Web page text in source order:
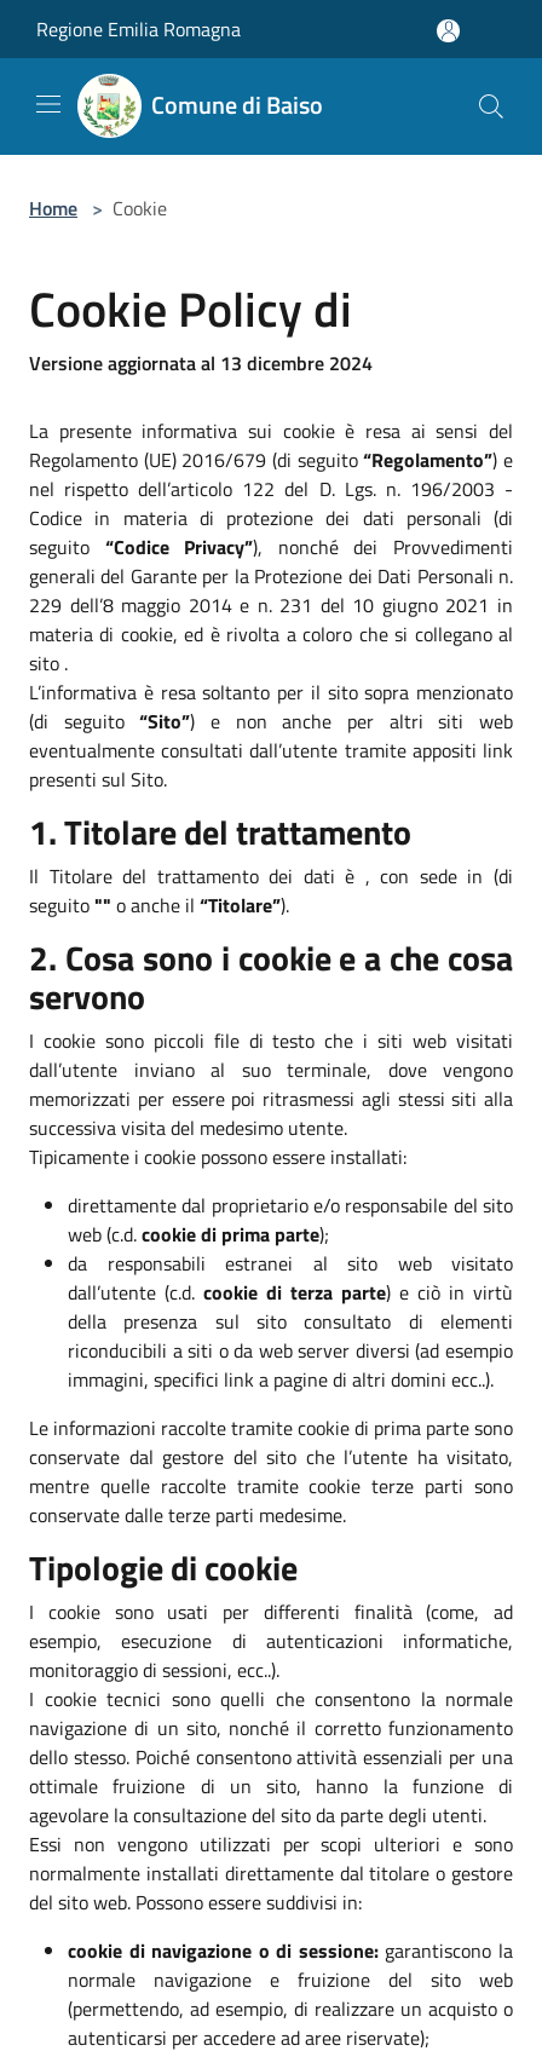
Regione Emilia Romagna
Comune di Baiso
Home > Cookie
Cookie Policy di
Versione aggiornata al 13 dicembre 2024
La presente informativa sui cookie è resa ai sensi del
Regolamento (UE) 2016/679 (di seguito“Regolamento”) e
nel rispetto dell’articolo 122 del D. Lgs. n. 196/2003 -
Codice in materia di protezione dei dati personali (di
seguito “Codice Privacy”), nonché dei Provvedimenti
generali del Garante per la Protezione dei Dati Personali n.
229 dell’8 maggio 2014 e n. 231 del 10 giugno 2021 in
materia di cookie, ed è rivolta a coloro che si collegano al
sito .
L’informativa è resa soltanto per il sito sopra menzionato
(di seguito“Sito”) e non anche per altri siti web
eventualmente consultati dall’utente tramite appositi link
presenti sul Sito.
1. Titolare del trattamento
Il Titolare del trattamento dei dati è , con sede in (di
seguito"" o anche il “Titolare”).
2. Cosa sono i cookie e a che cosa
servono
I cookie sono piccoli file di testo che i siti web visitati
dall’utente inviano al suo terminale, dove vengono
memorizzati per essere poi ritrasmessi agli stessi siti alla
successiva visita del medesimo utente.
Tipicamente i cookie possono essere installati:
direttamente dal proprietario e/o responsabile del sito
web (c.d.cookie di prima parte);
da responsabili estranei al sito web visitato
dall’utente (c.d. cookie di terza parte) e ciò in virtù
della presenza sul sito consultato di elementi
riconducibili a siti o da web server diversi (ad esempio
immagini, specifici link a pagine di altri domini ecc..).
Le informazioni raccolte tramite cookie di prima parte sono
conservate dal gestore del sito che l’utente ha visitato,
mentre quelle raccolte tramite cookie terze parti sono
conservate dalle terze parti medesime.
Tipologie di cookie
I cookie sono usati per differenti finalità (come, ad
esempio, esecuzione di autenticazioni informatiche,
monitoraggio di sessioni, ecc..).
I cookie tecnici sono quelli che consentono la normale
navigazione di un sito, nonché il corretto funzionamento
dello stesso. Poiché consentono attività essenziali per una
ottimale fruizione di un sito, hanno la funzione di
agevolare la consultazione del sito da parte degli utenti.
Essi non vengono utilizzati per scopi ulteriori e sono
normalmente installati direttamente dal titolare o gestore
del sito web. Possono essere suddivisi in:
cookie di navigazione o di sessione:garantiscono la
normale navigazione e fruizione del sito web
(permettendo, ad esempio, di realizzare un acquisto o
autenticarsi per accedere ad aree riservate);